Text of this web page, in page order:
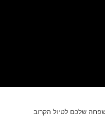
שלכם לטיול הקרוב